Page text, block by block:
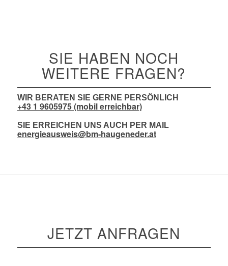
SIE HABEN NOCH
WEITERE FRAGEN?
WIR BERATEN SIE GERNE PERSÖNLICH
+43 1 9605975 (mobil erreichbar)
SIE ERREICHEN UNS AUCH PER MAIL
energieausweis@bm-haugeneder.at
JETZT ANFRAGEN